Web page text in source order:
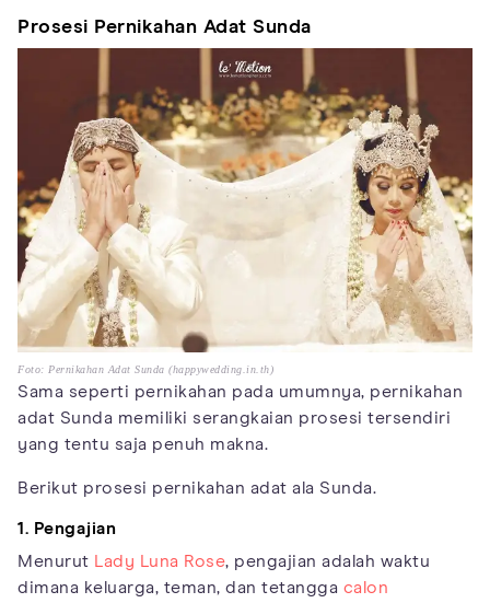
Prosesi Pernikahan Adat Sunda
Foto: Pernikahan Adat Sunda (happywedding.in.th)
Sama seperti pernikahan pada umumnya, pernikahan
adat Sunda memiliki serangkaian prosesi tersendiri
yang tentu saja penuh makna.
Berikut prosesi pernikahan adat ala Sunda.
1. Pengajian
Menurut Lady Luna Rose, pengajian adalah waktu
dimana keluarga, teman, dan tetangga calon